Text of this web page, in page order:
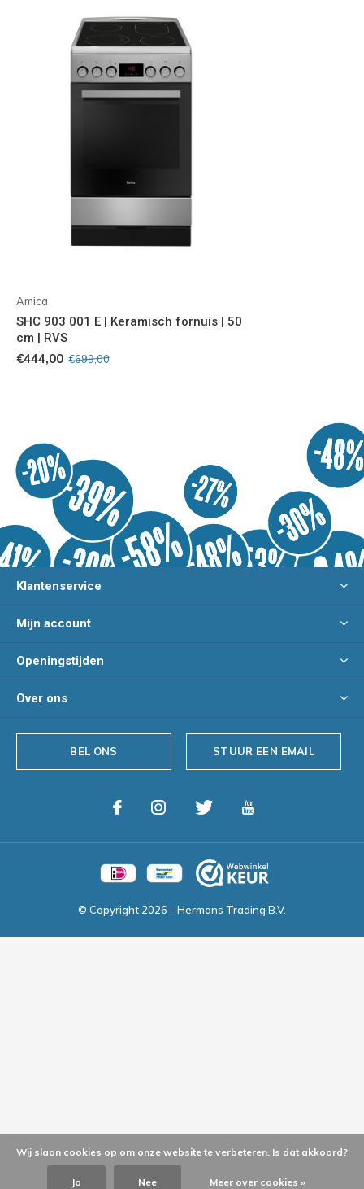
Amica
SHC 903 001 E | Keramisch fornuis | 50
cm | RVS
€444,00 €699,00
Klantenservice
Mijn account
Openingstijden
Over ons
BEL ONS STUUR EEN EMAIL
© Copyright 2026 - Hermans Trading B.V.
Wij slaan cookies op om onze website te verbeteren. Is dat akkoord?
Ja Nee Meer over cookies »